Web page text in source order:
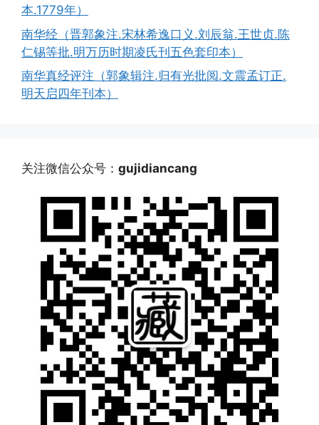
本.1779年）
南华经（晋郭象注.宋林希逸口义.刘辰翁.王世贞.陈
仁锡等批.明万历时期凌氏刊五色套印本）
南华真经评注（郭象辑注.归有光批阅.文震孟订正.
明天启四年刊本）
关注微信公众号： gujidiancang